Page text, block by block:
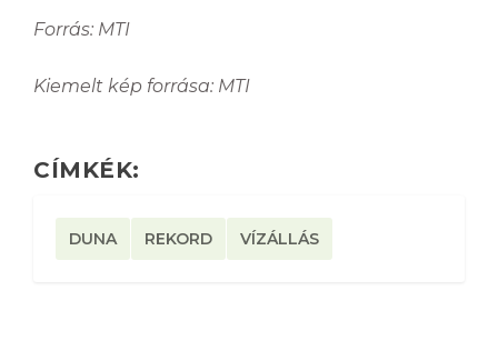
Forrás: MTI
Kiemelt kép forrása: MTI
CÍMKÉK:
DUNA REKORD VÍZÁLLÁS